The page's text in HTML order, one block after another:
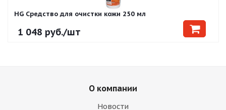
HG Средство для очистки кожи 250 мл
1 048 руб./шт
О компании
Новости